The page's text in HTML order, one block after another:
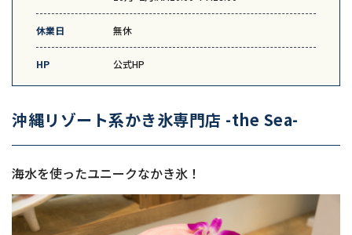
休業日 無休
HP 公式HP
沖縄リゾート系かき氷専門店 -the Sea-
海水を使ったユニークなかき氷！